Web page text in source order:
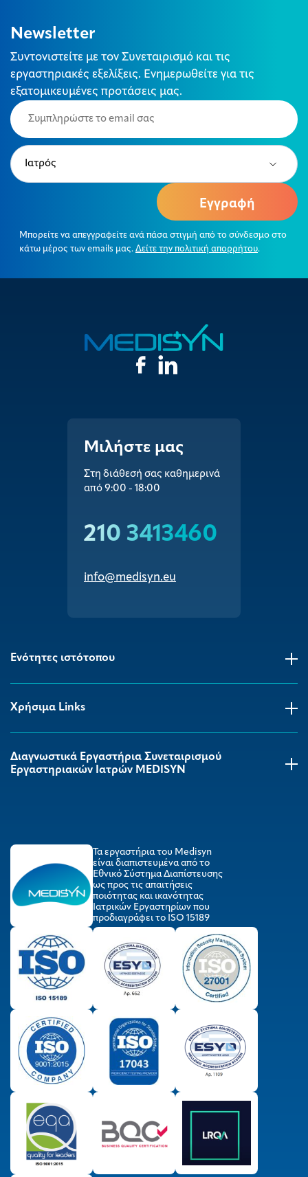
Newsletter
Συντονιστείτε με τον Συνεταιρισμό και τις
εργαστηριακές εξελίξεις. Ενημερωθείτε για τις
εξατομικευμένες προτάσεις μας.
Email
(Required)
Type
(Required)
Μπορείτε να απεγγραφείτε ανά πάσα στιγμή από το σύνδεσμο στο
κάτω μέρος των emails μας. Δείτε την πολιτική απορρήτου.
Μιλήστε μας
Στη διάθεσή σας καθημερινά
από 9:00 - 18:00
210 3413460
info@medisyn.eu
Ενότητες ιστότοπου
Χρήσιμα Links
Διαγνωστικά Εργαστήρια Συνεταιρισμού
Εργαστηριακών Ιατρών MEDISYΝ
Τα εργαστήρια του Medisyn
είναι διαπιστευμένα από το
Εθνικό Σύστημα Διαπίστευσης
ως προς τις απαιτήσεις
ποιότητας και ικανότητας
Ιατρικών Εργαστηρίων που
προδιαγράφει το ISO 15189